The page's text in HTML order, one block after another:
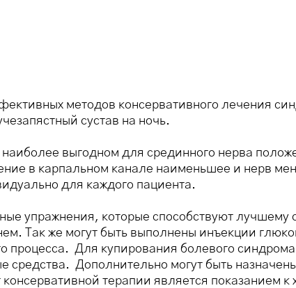
методов консервативного лечения
сустав на ночь.
выгодном для срединного нерва
в карпальном канале наименьшее и нерв
для каждого пациента.
упражнения, которые способствуют лучшему
Так же могут быть выполнены инъекции
процесса. Для купирования болевого
средства. Дополнительно могут быть
терапии является показанием к